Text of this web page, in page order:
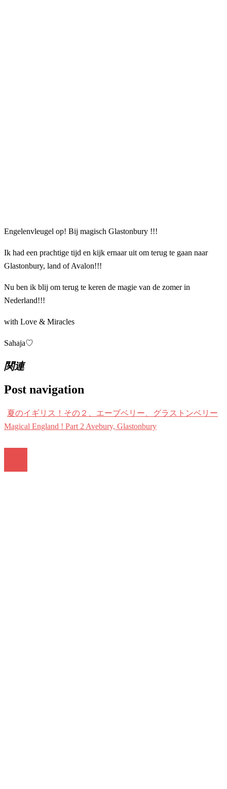
Engelenvleugel op! Bij magisch Glastonbury !!!
Ik had een prachtige tijd en kijk ernaar uit om terug te gaan naar
Glastonbury, land of Avalon!!!
Nu ben ik blij om terug te keren de magie van de zomer in
Nederland!!!
with Love & Miracles
Sahaja♡
関連
Post navigation
夏のイギリス！その２、エーブベリー、グラストンベリー
Magical England ! Part 2 Avebury, Glastonbury